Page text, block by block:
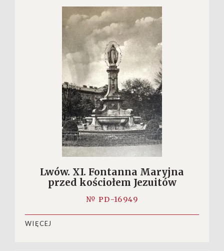
Lwów. XI. Fontanna Maryjna
przed kościołem Jezuitów
№ PD-16949
WIĘCEJ